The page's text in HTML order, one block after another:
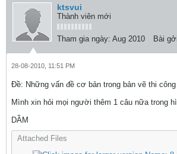
ktsvui
Thành viên mới
Tham gia ngày: Aug 2010 Bài
28-08-2010, 11:51 PM
Ðề: Những vấn đề cơ bản trong bản vẽ thi công
Mình xin hỏi mọi người thêm 1 câu nữa trong
DẦM
Attached Files